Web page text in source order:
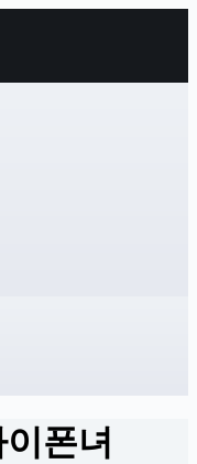
폰녀